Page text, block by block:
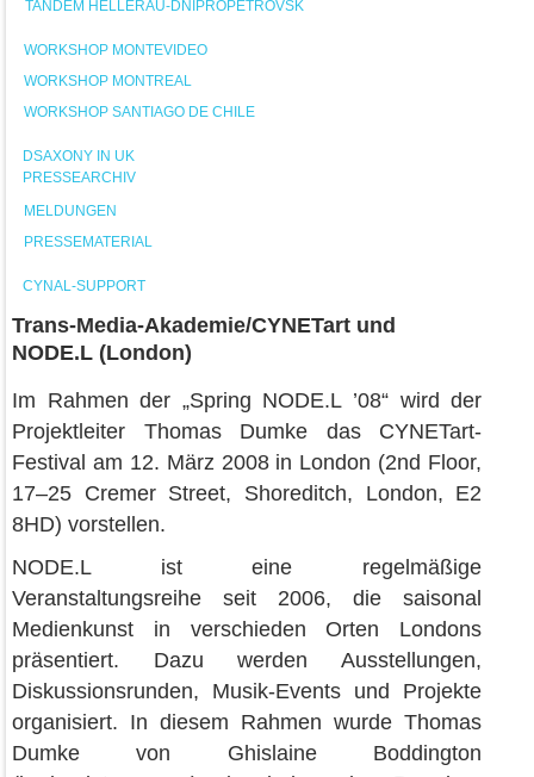
TANDEM HELLERAU-DNIPROPETROVSK
WORKSHOP MONTEVIDEO
WORKSHOP MONTREAL
WORKSHOP SANTIAGO DE CHILE
DSAXONY IN UK
PRESSEARCHIV
MELDUNGEN
PRESSEMATERIAL
CYNAL-SUPPORT
Trans-Media-Akademie/CYNETart und
NODE.L (London)
Im Rahmen der „Spring NODE.L ’08“ wird der
Projektleiter Thomas Dumke das CYNETart-
Festival am 12. März 2008 in London (2nd Floor,
17–25 Cremer Street, Shoreditch, London, E2
8HD) vorstellen.
NODE.L ist eine regelmäßige
Veranstaltungsreihe seit 2006, die saisonal
Medienkunst in verschieden Orten Londons
präsentiert. Dazu werden Ausstellungen,
Diskussionsrunden, Musik-Events und Projekte
organisiert. In diesem Rahmen wurde Thomas
Dumke von Ghislaine Boddington